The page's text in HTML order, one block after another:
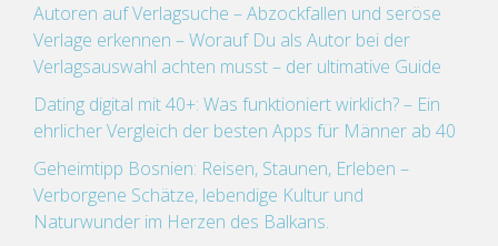
Autoren auf Verlagsuche – Abzockfallen und seröse
Verlage erkennen – Worauf Du als Autor bei der
Verlagsauswahl achten musst – der ultimative Guide
Dating digital mit 40+: Was funktioniert wirklich? – Ein
ehrlicher Vergleich der besten Apps für Männer ab 40
Geheimtipp Bosnien: Reisen, Staunen, Erleben –
Verborgene Schätze, lebendige Kultur und
Naturwunder im Herzen des Balkans.